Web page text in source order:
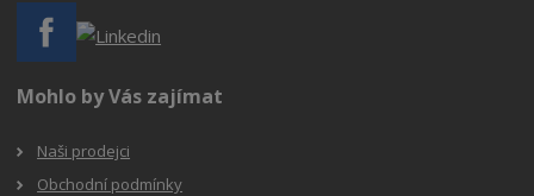
Mohlo by Vás zajímat
Naši prodejci
Obchodní podmínky